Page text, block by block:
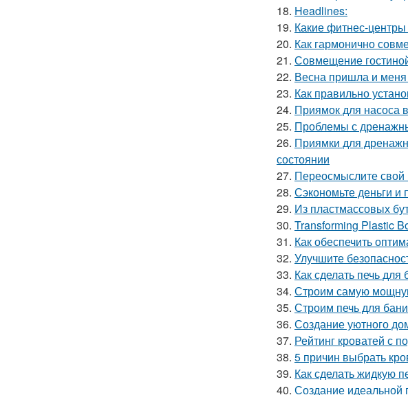
18. Headlines:
19. Какие фитнес-
20. Как гармонично
21. Совмещение
22. Весна пришла и меня
23. Как правильно
24. Приямок для насоса
25. Проблемы с
26. Приямки для
состоянии
27. Переосмыслите свой
28. Сэкономьте деньги
29. Из пластмассовых
30. Transforming Plastic
31. Как обеспечить
32. Улучшите
33. Как сделать печь
34. Строим самую
35. Строим печь для
36. Создание уютного
37. Рейтинг кроватей с
38. 5 причин выбрать
39. Как сделать жидкую
40. Создание